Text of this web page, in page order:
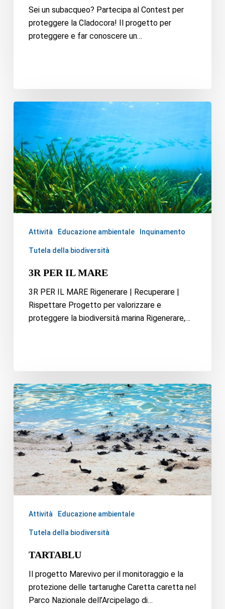
Sei un subacqueo? Partecipa al Contest per
proteggere la Cladocora! Il progetto per
proteggere e far conoscere un…
Attività Educazione ambientale Inquinamento
Tutela della biodiversità
3R PER IL MARE
3R PER IL MARE Rigenerare | Recuperare |
Rispettare Progetto per valorizzare e
proteggere la biodiversità marina Rigenerare,…
Attività Educazione ambientale
Tutela della biodiversità
TARTABLU
Il progetto Marevivo per il monitoraggio e la
protezione delle tartarughe Caretta caretta nel
Parco Nazionale dell’Arcipelago di…